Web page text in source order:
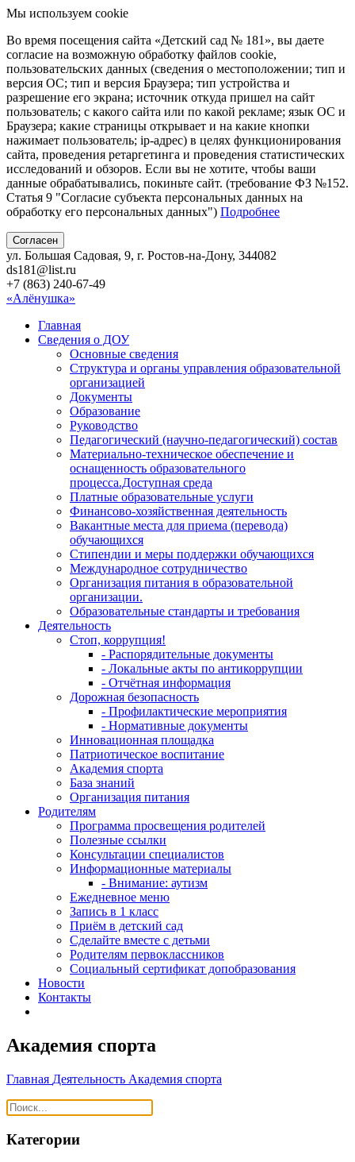
Мы используем cookie
Во время посещения сайта «Детский сад № 181», вы даете
согласие на возможную обработку файлов cookie,
пользовательских данных (сведения о местоположении; тип и
версия ОС; тип и версия Браузера; тип устройства и
разрешение его экрана; источник откуда пришел на сайт
пользователь; с какого сайта или по какой рекламе; язык ОС и
Браузера; какие страницы открывает и на какие кнопки
нажимает пользователь; ip-адрес) в целях функционирования
сайта, проведения ретаргетинга и проведения статистических
исследований и обзоров. Если вы не хотите, чтобы ваши
данные обрабатывались, покиньте сайт. (требование ФЗ №152.
Статья 9 "Согласие субъекта персональных данных на
обработку его персональных данных") Подробнее
Согласен
ул. Большая Садовая, 9, г. Ростов-на-Дону, 344082
ds181@list.ru
+7 (863) 240-67-49
«Алёнушка»
Главная
Сведения о ДОУ
Основные сведения
Структура и органы управления образовательной
организацией
Документы
Образование
Руководство
Педагогический (научно-педагогический) состав
Материально-техническое обеспечение и
оснащенность образовательного
процесса.Доступная среда
Платные образовательные услуги
Финансово-хозяйственная деятельность
Вакантные места для приема (перевода)
обучающихся
Стипендии и меры поддержки обучающихся
Международное сотрудничество
Организация питания в образовательной
организации.
Образовательные стандарты и требования
Деятельность
Стоп, коррупция!
- Распорядительные документы
- Локальные акты по антикоррупции
- Отчётная информация
Дорожная безопасность
- Профилактические мероприятия
- Нормативные документы
Инновационная площадка
Патриотическое воспитание
Академия спорта
База знаний
Организация питания
Родителям
Программа просвещения родителей
Полезные ссылки
Консультации специалистов
Информационные материалы
- Внимание: аутизм
Ежедневное меню
Запись в 1 класс
Приём в детский сад
Сделайте вместе с детьми
Родителям первоклассников
Социальный сертификат допобразования
Новости
Контакты
Академия спорта
Главная Деятельность Академия спорта
Категории